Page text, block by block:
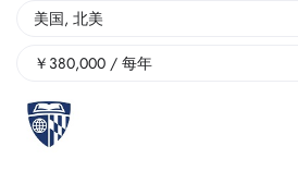
美国, 北美
￥ 380,000 / 每年